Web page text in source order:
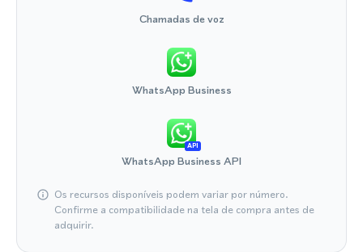
Chamadas de voz
WhatsApp Business
API
WhatsApp Business API
Os recursos disponíveis podem variar por número.
Confirme a compatibilidade na tela de compra antes de
adquirir.